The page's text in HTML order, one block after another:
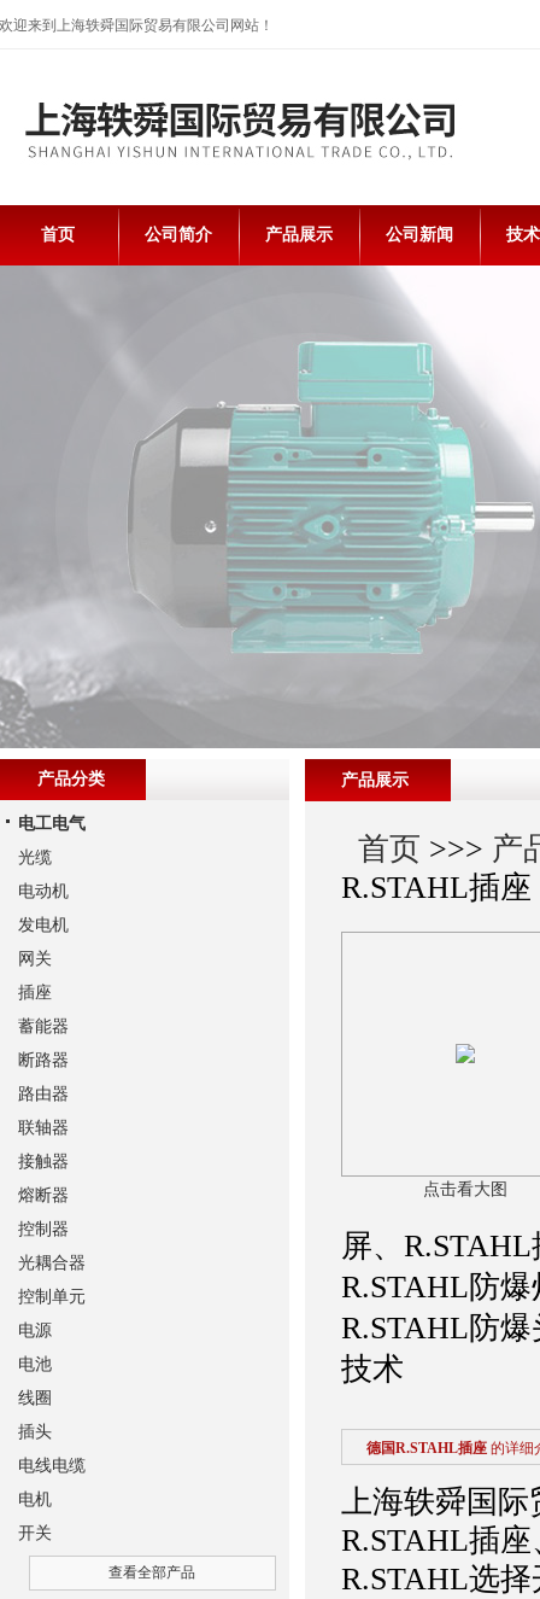
欢迎来到上海轶舜国际贸易有限公司网站！
首页 公司简介 产品展示 公司新闻 技
产品展示
首页 >>> 产
R.STAHL插座
点击看大图
屏、
R.STAHL防
R.STAHL防
技术
德国R.STAHL插座 的详细
上海轶舜国际
R.STAHL插
R.STAHL选
产品分类
电工电气
光缆
电动机
发电机
网关
插座
蓄能器
断路器
路由器
联轴器
接触器
熔断器
控制器
光耦合器
控制单元
电源
电池
线圈
插头
电线电缆
电机
开关
查看全部产品